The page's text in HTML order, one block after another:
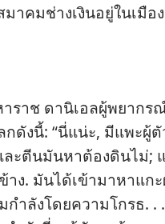
าคม​ช่าง​เงิน​อยู่​ใน​เมือ
ราช ดานิเอล​ผู้​พยากร
ก​ดัง​นี้: “นี่​แน่ะ, มี​แพะ​ผู้​
ะ​ตีน​มัน​หา​ต้อง​ดิน​ไม่;
ง. มัน​ได้​เข้า​มา​หา​แก
ำลัง​โดย​ความ​โกรธ. .